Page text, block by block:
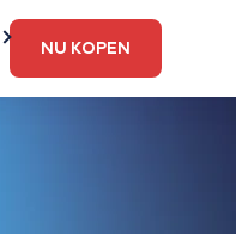
NU KOPEN